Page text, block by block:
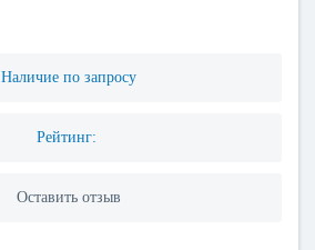
Наличие по запросу
Рейтинг:
Оставить отзыв